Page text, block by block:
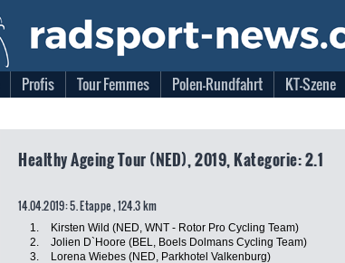
Profis Tour Femmes Polen-Rundfahrt KT-Szene
Healthy Ageing Tour (NED), 2019, Kategorie: 2.1
14.04.2019: 5. Etappe , 124.3 km
1. Kirsten Wild (NED, WNT - Rotor Pro Cycling Team)
2.
Jolien D`Hoore (BEL, Boels Dolmans Cycling Team)
3.
Lorena Wiebes (NED, Parkhotel Valkenburg)